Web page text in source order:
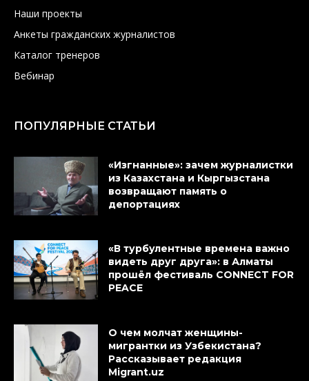
Наши проекты
Анкеты гражданских журналистов
Каталог тренеров
Вебинар
ПОПУЛЯРНЫЕ СТАТЬИ
«Изгнанные»: зачем журналистки
из Казахстана и Кыргызстана
возвращают память о
депортациях
«В турбулентные времена важно
видеть друг друга»: в Алматы
прошёл фестиваль CONNECT FOR
PEACE
О чем молчат женщины-
мигрантки из Узбекистана?
Рассказывает редакция
Migrant.uz